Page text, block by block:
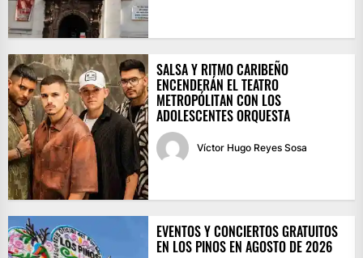
SALSA Y RITMO CARIBEÑO
ENCENDERÁN EL TEATRO
METROPÓLITAN CON LOS
ADOLESCENTES ORQUESTA
Víctor Hugo Reyes Sosa
EVENTOS Y CONCIERTOS GRATUITOS
EN LOS PINOS EN AGOSTO DE 2026